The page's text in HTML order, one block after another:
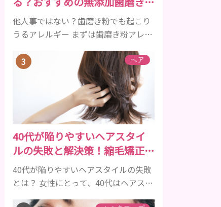
クルは、年齢と共に乱れていきます。
髪が太くならないま...
をご紹介
他人事ではない？歯磨き粉でも起こり
うるアレルギー まずは歯磨き粉アレル
ーの症状を解説しますね。 歯磨き粉に
含まれるアレルギーを起こすおそれの
ある成分 まず、普段お使いの歯磨き粉
に含まれているどの成分にアレルギー
を引き起こすおそれがあるのかを説明
しますね。 •フッ素･･･歯の表面のエナ
メルを守り強くしたり、虫歯と防ぐ働
きを持つ成分 •香味料 ･･･歯磨き粉の風
味や爽...
ヘア
40代が陥りやすいヘアスタイ
ルの失敗と解決策！縮毛矯正は
老ける？
40代が陥りやすいヘアスタイルの失敗
とは？ 女性にとって、40代はヘアスタ